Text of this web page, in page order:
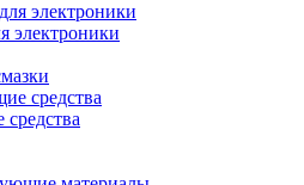
электроники
электроники
средства